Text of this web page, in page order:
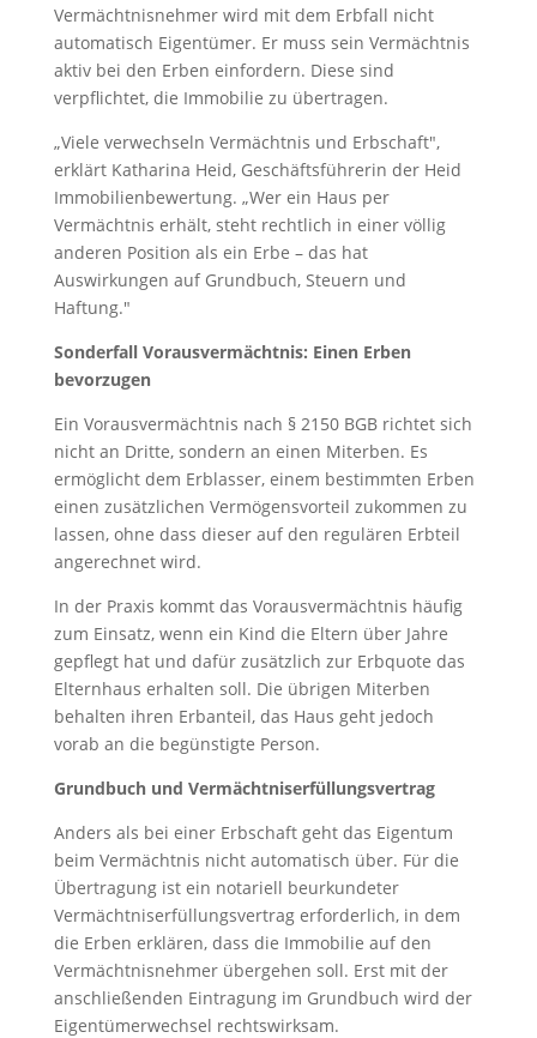
Vermächtnisnehmer wird mit dem Erbfall nicht
automatisch Eigentümer. Er muss sein Vermächtnis
aktiv bei den Erben einfordern. Diese sind
verpflichtet, die Immobilie zu übertragen.
„Viele verwechseln Vermächtnis und Erbschaft",
erklärt Katharina Heid, Geschäftsführerin der Heid
Immobilienbewertung. „Wer ein Haus per
Vermächtnis erhält, steht rechtlich in einer völlig
anderen Position als ein Erbe – das hat
Auswirkungen auf Grundbuch, Steuern und
Haftung."
Sonderfall Vorausvermächtnis: Einen Erben
bevorzugen
Ein Vorausvermächtnis nach § 2150 BGB richtet sich
nicht an Dritte, sondern an einen Miterben. Es
ermöglicht dem Erblasser, einem bestimmten Erben
einen zusätzlichen Vermögensvorteil zukommen zu
lassen, ohne dass dieser auf den regulären Erbteil
angerechnet wird.
In der Praxis kommt das Vorausvermächtnis häufig
zum Einsatz, wenn ein Kind die Eltern über Jahre
gepflegt hat und dafür zusätzlich zur Erbquote das
Elternhaus erhalten soll. Die übrigen Miterben
behalten ihren Erbanteil, das Haus geht jedoch
vorab an die begünstigte Person.
Grundbuch und Vermächtniserfüllungsvertrag
Anders als bei einer Erbschaft geht das Eigentum
beim Vermächtnis nicht automatisch über. Für die
Übertragung ist ein notariell beurkundeter
Vermächtniserfüllungsvertrag erforderlich, in dem
die Erben erklären, dass die Immobilie auf den
Vermächtnisnehmer übergehen soll. Erst mit der
anschließenden Eintragung im Grundbuch wird der
Eigentümerwechsel rechtswirksam.